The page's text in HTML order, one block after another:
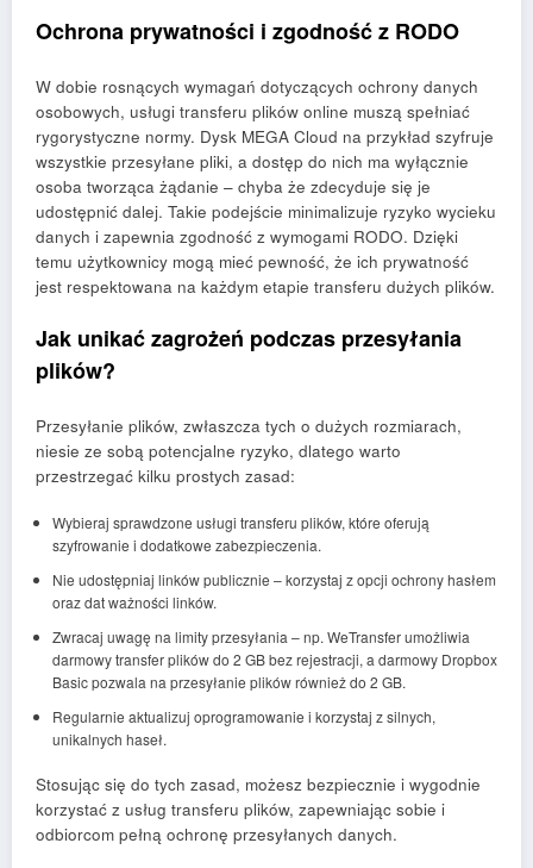
Ochrona prywatności i zgodność z RODO
W dobie rosnących wymagań dotyczących ochrony danych
osobowych, usługi transferu plików online muszą spełniać
rygorystyczne normy. Dysk MEGA Cloud na przykład szyfruje
wszystkie przesyłane pliki, a dostęp do nich ma wyłącznie
osoba tworząca żądanie – chyba że zdecyduje się je
udostępnić dalej. Takie podejście minimalizuje ryzyko wycieku
danych i zapewnia zgodność z wymogami RODO. Dzięki
temu użytkownicy mogą mieć pewność, że ich prywatność
jest respektowana na każdym etapie transferu dużych plików.
Jak unikać zagrożeń podczas przesyłania
plików?
Przesyłanie plików, zwłaszcza tych o dużych rozmiarach,
niesie ze sobą potencjalne ryzyko, dlatego warto
przestrzegać kilku prostych zasad:
Wybieraj sprawdzone usługi transferu plików, które oferują
szyfrowanie i dodatkowe zabezpieczenia.
Nie udostępniaj linków publicznie – korzystaj z opcji ochrony hasłem
oraz dat ważności linków.
Zwracaj uwagę na limity przesyłania – np. WeTransfer umożliwia
darmowy transfer plików do 2 GB bez rejestracji, a darmowy Dropbox
Basic pozwala na przesyłanie plików również do 2 GB.
Regularnie aktualizuj oprogramowanie i korzystaj z silnych,
unikalnych haseł.
Stosując się do tych zasad, możesz bezpiecznie i wygodnie
korzystać z usług transferu plików, zapewniając sobie i
odbiorcom pełną ochronę przesyłanych danych.